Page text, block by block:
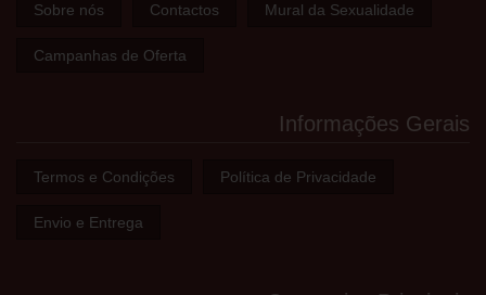
Sobre nós Contactos Mural da Sexualidade
Campanhas de Oferta
Informações Gerais
Termos e Condições Política de Privacidade
Envio e Entrega